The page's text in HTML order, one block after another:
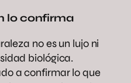
lo confirma
no es un lujo ni
biológica.
a confirmar lo que